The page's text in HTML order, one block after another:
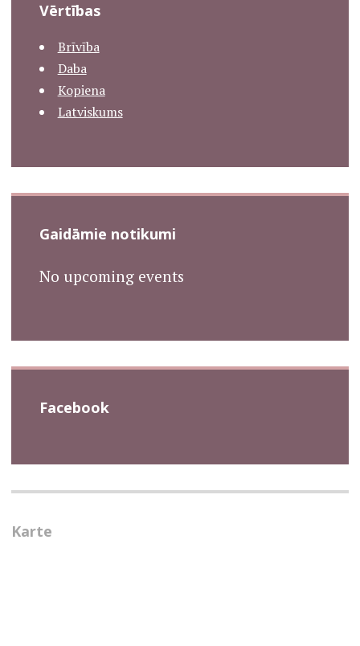
Vērtības
Brīvība
Daba
Kopiena
Latviskums
Gaidāmie notikumi
No upcoming events
Facebook
Karte